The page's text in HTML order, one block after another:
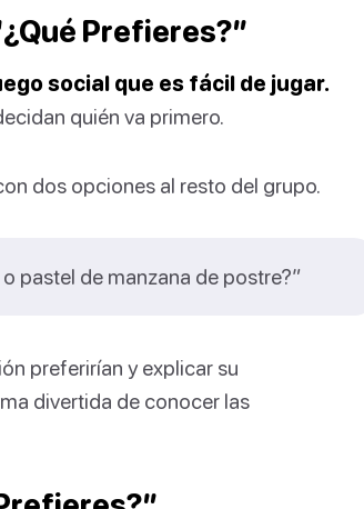
Prefieres?”
social que es fácil de jugar.
quién va primero.
dos opciones al resto del grupo.
pastel de manzana de postre?”
preferirían y explicar su
divertida de conocer las